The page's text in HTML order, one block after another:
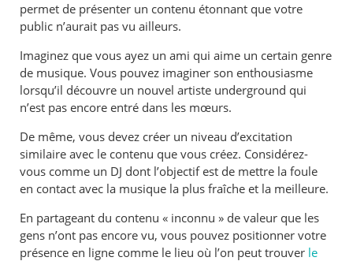
permet de présenter un contenu étonnant que votre
public n’aurait pas vu ailleurs.
Imaginez que vous ayez un ami qui aime un certain genre
de musique. Vous pouvez imaginer son enthousiasme
lorsqu’il découvre un nouvel artiste underground qui
n’est pas encore entré dans les mœurs.
De même, vous devez créer un niveau d’excitation
similaire avec le contenu que vous créez. Considérez-
vous comme un DJ dont l’objectif est de mettre la foule
en contact avec la musique la plus fraîche et la meilleure.
En partageant du contenu « inconnu » de valeur que les
gens n’ont pas encore vu, vous pouvez positionner votre
présence en ligne comme le lieu où l’on peut trouver le